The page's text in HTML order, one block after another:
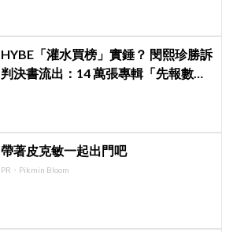
HYBE「灌水買榜」實錘？ 閔熙珍勝訴
判決書流出：14 萬張專輯「先報數後
帶著皮克敏一起出門吧
PR・Pikmin Bloom